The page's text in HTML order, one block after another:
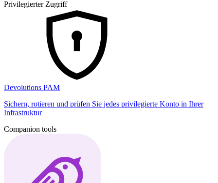
Privilegierter Zugriff
Devolutions PAM
Sichern, rotieren und prüfen Sie jedes privilegierte Konto in Ihrer
Infrastruktur
Companion tools